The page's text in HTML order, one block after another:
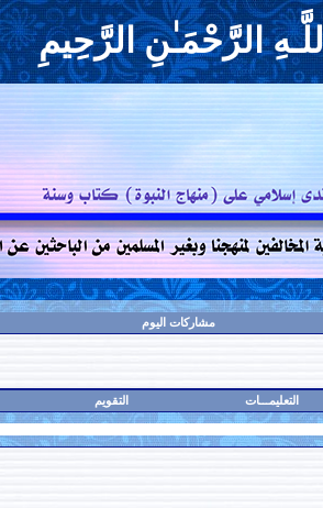
الرَّحْمَـٰنِ الرَّحِيمِ
مشاركات اليوم
التعليمـــات التقويم